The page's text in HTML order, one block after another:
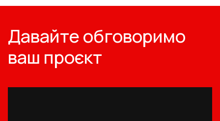
Давайте обговоримо
ваш проєкт